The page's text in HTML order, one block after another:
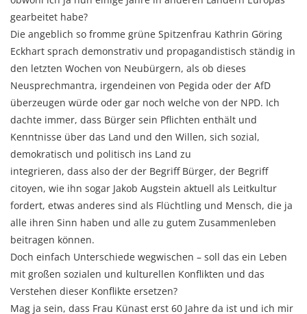
gearbeitet habe?
Die angeblich so fromme grüne Spitzenfrau Kathrin Göring
Eckhart sprach demonstrativ und propagandistisch ständig in
den letzten Wochen von Neubürgern, als ob dieses
Neusprechmantra, irgendeinen von Pegida oder der AfD
überzeugen würde oder gar noch welche von der NPD. Ich
dachte immer, dass Bürger sein Pflichten enthält und
Kenntnisse über das Land und den Willen, sich sozial,
demokratisch und politisch ins Land zu
integrieren, dass also der der Begriff Bürger, der Begriff
citoyen, wie ihn sogar Jakob Augstein aktuell als Leitkultur
fordert, etwas anderes sind als Flüchtling und Mensch, die ja
alle ihren Sinn haben und alle zu gutem Zusammenleben
beitragen können.
Doch einfach Unterschiede wegwischen – soll das ein Leben
mit großen sozialen und kulturellen Konflikten und das
Verstehen dieser Konflikte ersetzen?
Mag ja sein, dass Frau Künast erst 60 Jahre da ist und ich mir